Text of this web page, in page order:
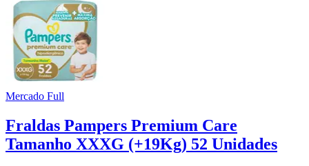
Mercado Full
Fraldas Pampers Premium Care
Tamanho XXXG (+19Kg) 52 Unidades